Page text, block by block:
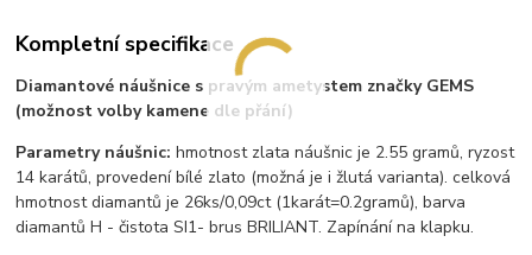
Kompletní specifikace
Diamantové náušnice s pravým ametystem značky GEMS
(možnost volby kamene dle přání)
Parametry náušnic:hmotnost zlata náušnic je 2.55 gramů, ryzost
14 karátů, provedení bílé zlato (možná je i žlutá varianta). celková
hmotnost diamantů je 26ks/0,09ct (1karát=0.2gramů), barva
diamantů H - čistota SI1- brus BRILIANT. Zapínání na klapku.